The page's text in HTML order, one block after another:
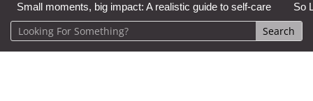
Small moments, big impact: A realistic guide to self-care So